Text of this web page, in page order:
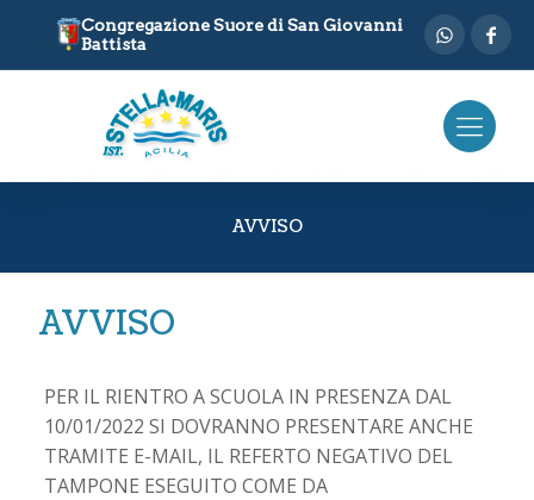
Congregazione Suore di San Giovanni
Battista
AVVISO
AVVISO
PER IL RIENTRO A SCUOLA IN PRESENZA DAL
10/01/2022 SI DOVRANNO PRESENTARE ANCHE
TRAMITE E-MAIL, IL REFERTO NEGATIVO DEL
TAMPONE ESEGUITO COME DA